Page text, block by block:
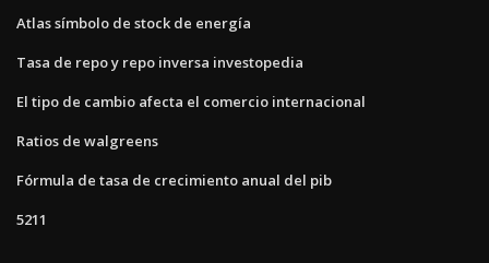
Atlas símbolo de stock de energía
Tasa de repo y repo inversa investopedia
El tipo de cambio afecta el comercio internacional
Ratios de walgreens
Fórmula de tasa de crecimiento anual del pib
5211